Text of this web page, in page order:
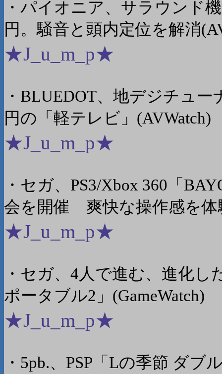
・パイオニア、サラウンド
円。騒音と頭内定位を解消
★J_u_m_p★
・BLUEDOT、地デジチュ
円の「軽テレビ」(AVWatch)
★J_u_m_p★
・セガ、PS3/Xbox 360「
会を開催 爽快な操作感を体
★J_u_m_p★
・セガ、4人で進む、進化
ポータブル2」(GameWatch)
★J_u_m_p★
・5pb.、PSP「Lの季節 ダ